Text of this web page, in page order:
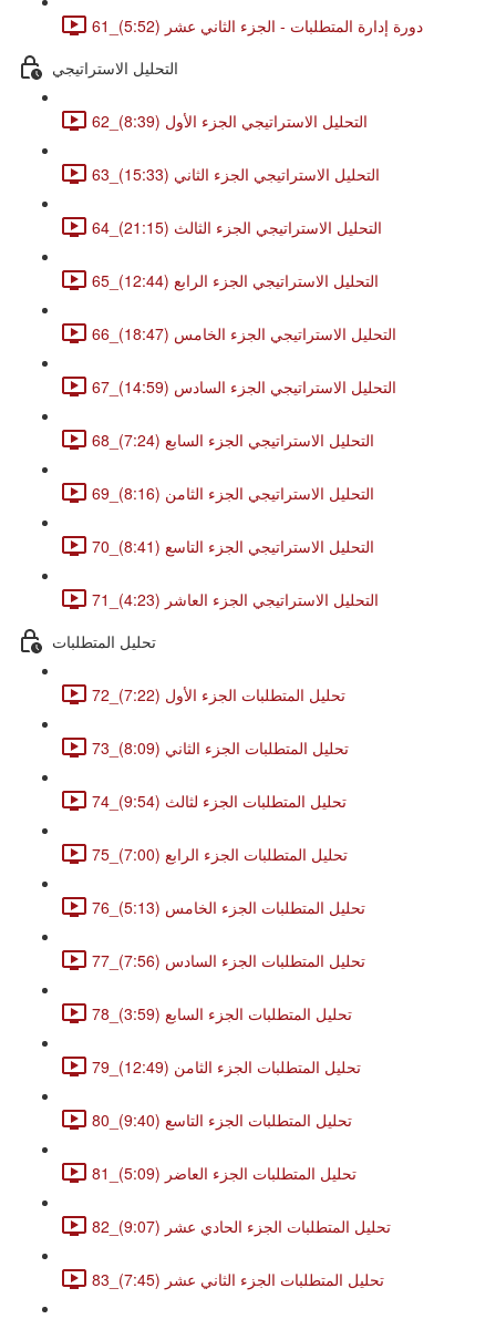
61_دورة إدارة المتطلبات - الجزء الثاني عشر (5:52)
التحليل الاستراتيجي
62_التحليل الاستراتيجي الجزء الأول (8:39)
63_التحليل الاستراتيجي الجزء الثاني (15:33)
64_التحليل الاستراتيجي الجزء الثالث (21:15)
65_التحليل الاستراتيجي الجزء الرابع (12:44)
66_التحليل الاستراتيجي الجزء الخامس (18:47)
67_التحليل الاستراتيجي الجزء السادس (14:59)
68_التحليل الاستراتيجي الجزء السابع (7:24)
69_التحليل الاستراتيجي الجزء الثامن (8:16)
70_التحليل الاستراتيجي الجزء التاسع (8:41)
71_التحليل الاستراتيجي الجزء العاشر (4:23)
تحليل المتطلبات
72_تحليل المتطلبات الجزء الأول (7:22)
73_تحليل المتطلبات الجزء الثاني (8:09)
74_تحليل المتطلبات الجزء لثالث (9:54)
75_تحليل المتطلبات الجزء الرابع (7:00)
76_تحليل المتطلبات الجزء الخامس (5:13)
77_تحليل المتطلبات الجزء السادس (7:56)
78_تحليل المتطلبات الجزء السابع (3:59)
79_تحليل المتطلبات الجزء الثامن (12:49)
80_تحليل المتطلبات الجزء التاسع (9:40)
81_تحليل المتطلبات الجزء العاضر (5:09)
82_تحليل المتطلبات الجزء الحادي عشر (9:07)
83_تحليل المتطلبات الجزء الثاني عشر (7:45)